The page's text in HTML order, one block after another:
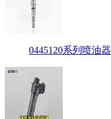
0445120系列喷油器